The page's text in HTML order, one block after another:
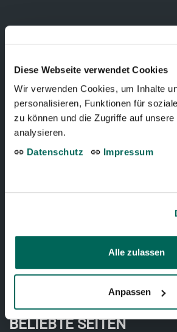
Diese Webseite verwendet Cookies
Wir verwenden Cookies, um Inhalte
personalisieren, Funktionen für
zu können und die Zugriffe auf
analysieren.
Datenschutz
Impressum
Alle zulassen
Anpassen
TIERPARK BERN
Tierparkweg 1
3005 Bern, Schweiz
Telefon: +41 31 321 15 15
Zum BärenPark
BELIEBTE SEITEN